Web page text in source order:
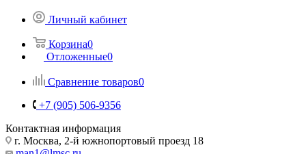
Личный кабинет
Корзина0
Отложенные0
Сравнение товаров0
+7 (905) 506-9356
Контактная информация
г. Москва, 2-й южнопортовый проезд 18